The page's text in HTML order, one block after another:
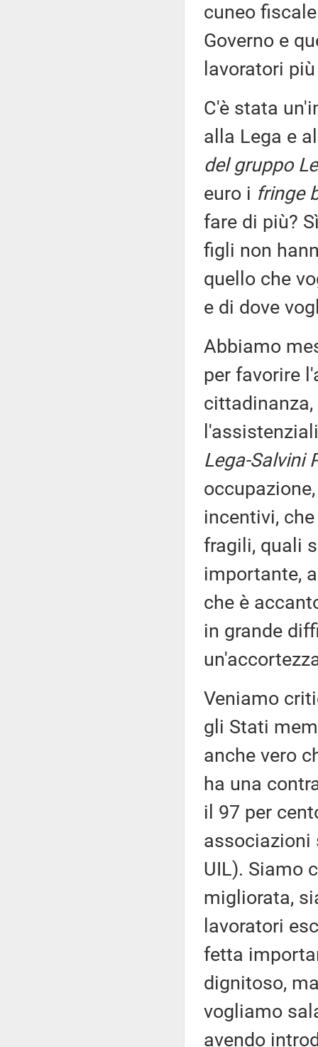
cuneo
Governo e
lavoratori
C'è stata
alla Lega e
del gruppo
euro i fringe
fare di più?
figli non
quello che
e di dove
Abbiamo
per favorire
Lega-Salvini
incentivi,
fragili, quali
importante,
che è
in grande
Veniamo
gli Stati
anche vero
ha una
il 97 per
associazioni
UIL). Siamo
migliorata,
lavoratori
fetta
dignitoso,
vogliamo
avendo